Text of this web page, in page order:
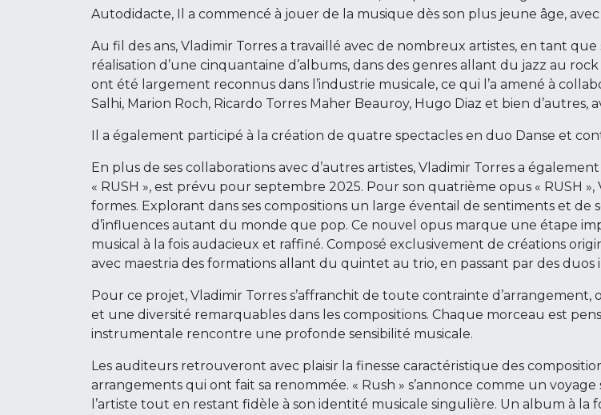
Autodidacte, Il a commencé à jouer de la musique dès son plus jeune âge,
Au fil des ans, Vladimir Torres a travaillé avec de nombreux artistes, en tant
réalisation d’une cinquantaine d’albums, dans des genres allant du jazz au
ont été largement reconnus dans l’industrie musicale, ce qui l’a amené à
Salhi, Marion Roch, Ricardo Torres Maher Beauroy, Hugo Diaz et bien
Il a également participé à la création de quatre spectacles en duo Danse et
En plus de ses collaborations avec d’autres artistes, Vladimir Torres a
« RUSH », est prévu pour septembre 2025. Pour son quatrième opus « RUSH
formes. Explorant dans ses compositions un large éventail de sentiments et de
d’influences autant du monde que pop. Ce nouvel opus marque une étape
musical à la fois audacieux et raffiné. Composé exclusivement de créations
avec maestria des formations allant du quintet au trio, en passant par des duos
Pour ce projet, Vladimir Torres s’affranchit de toute contrainte
et une diversité remarquables dans les compositions. Chaque morceau est
instrumentale rencontre une profonde sensibilité musicale.
Les auditeurs retrouveront avec plaisir la finesse caractéristique des
arrangements qui ont fait sa renommée. « Rush » s’annonce comme un
l’artiste tout en restant fidèle à son identité musicale singulière. Un album à la